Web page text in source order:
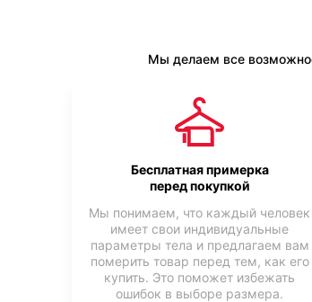
Мы делаем все
Бесплатная примерка
перед покупкой
Мы понимаем, что каждый человек
имеет свои индивидуальные
параметры тела и предлагаем вам
померить товар перед тем, как его
купить. Это поможет избежать
ошибок в выборе размера.